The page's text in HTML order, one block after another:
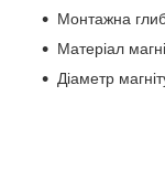
Монтажна
Матеріал
Діаметр